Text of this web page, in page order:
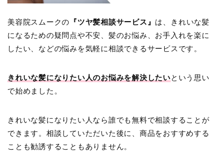
美容院スムークの 『ツヤ髪相談サービス』 は、きれいな髪
になるための疑問点や不安、髪のお悩み、お手入れを楽に
したい、などの悩みを気軽に相談できるサービスです。
きれいな髪になりたい人のお悩みを解決したいという思い
で始めました。
きれいな髪になりたい人なら誰でも無料で相談することが
できます。相談していただいた後に、商品をおすすめする
ことも勧誘することもありません。